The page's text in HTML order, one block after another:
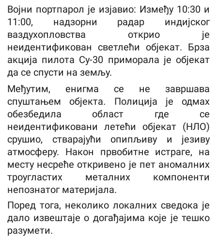
Војни портпарол је изјавио: Између 10:30 и
11:00, надзорни радар индијског
ваздухопловства открио је
неидентификован светлећи објекат. Брза
акција пилота Су-30 приморала је објекат
да се спусти на земљу.
Међутим, енигма се не завршава
спуштањем објекта. Полиција је одмах
обезбедила област где се
неидентификовани летећи објекат (НЛО)
срушио, стварајући опипљиву и језиву
атмосферу. Након првобитне истраге, на
месту несреће откривено је пет аномалних
троугластих металних компоненти
непознатог материјала.
Поред тога, неколико локалних сведока је
дало извештаје о догађајима које је тешко
разумети.